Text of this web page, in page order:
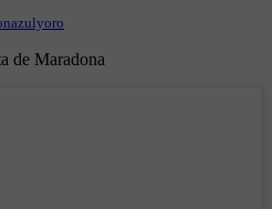
de Maradona